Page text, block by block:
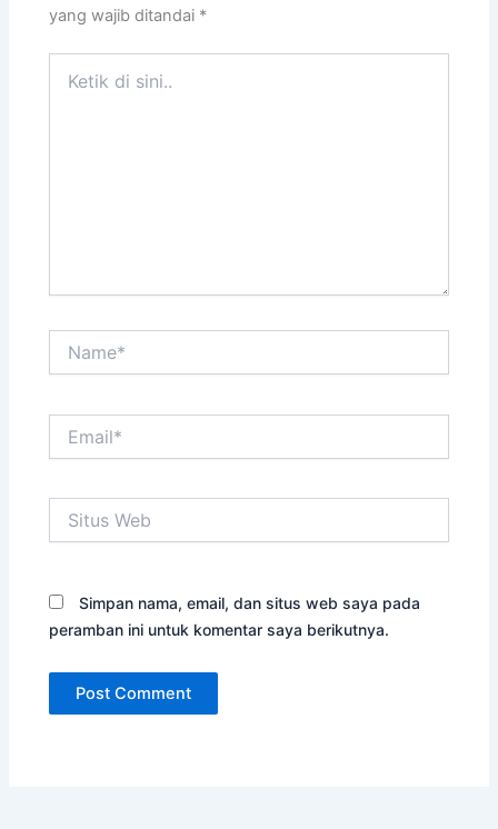
yang wajib ditandai *
Web
Simpan nama, email, dan situs web saya pada
peramban ini untuk komentar saya berikutnya.